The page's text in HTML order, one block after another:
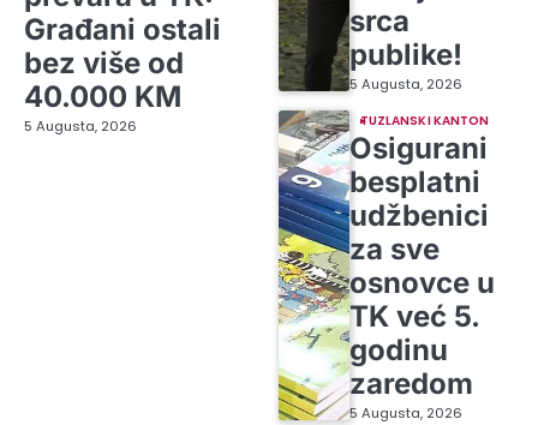
Građani ostali
bez više od
40.000 KM
5 Augusta, 2026
srca
publike!
5 Augusta, 2026
TUZLANSKI KANTON
Osigurani
besplatni
udžbenici
za sve
osnovce u
TK već 5.
godinu
zaredom
5 Augusta, 2026